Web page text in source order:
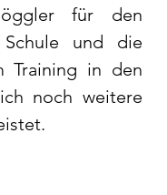
für den
und die
Training in den
noch weitere